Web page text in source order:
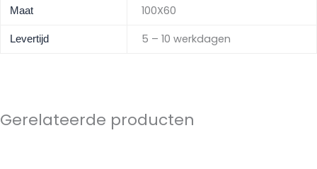
Maat 100X60
Levertijd 5 – 10 werkdagen
Gerelateerde producten